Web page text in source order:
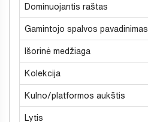
Dominuojantis raštas
Gamintojo spalvos pavadinimas
Išorinė medžiaga
Kolekcija
Kulno/platformos aukštis
Lytis